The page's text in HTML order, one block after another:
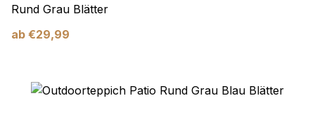
Rund Grau Blätter
ab €29,99